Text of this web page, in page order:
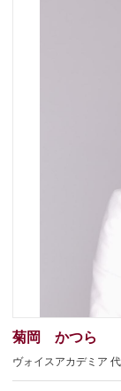
菊岡 かつら
ヴォイスアカデミア